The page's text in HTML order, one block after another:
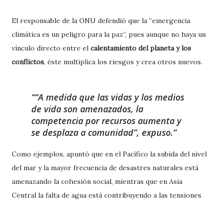
El responsable de la ONU defendió que la “emergencia
climática es un peligro para la paz”, pues aunque no haya un
vínculo directo entre el calentamiento del planeta y los
conflictos, éste multiplica los riesgos y crea otros nuevos.
“A medida que las vidas y los medios
de vida son amenazados, la
competencia por recursos aumenta y
se desplaza a comunidad”, expuso.
Como ejemplos, apuntó que en el Pacífico la subida del nivel
del mar y la mayor frecuencia de desastres naturales está
amenazando la cohesión social, mientras que en Asia
Central la falta de agua está contribuyendo a las tensiones